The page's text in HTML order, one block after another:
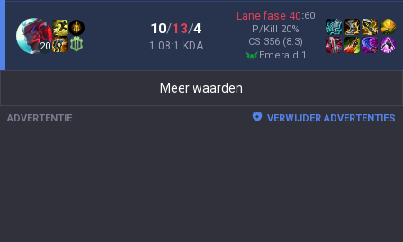
20
10/13/4
1.08:1 KDA
Lane fase 40:60
P/Kill 20%
CS 356 (8.3)
emerald 1
Meer waarden
ADVERTENTIE VERWIJDER ADVERTENTIES